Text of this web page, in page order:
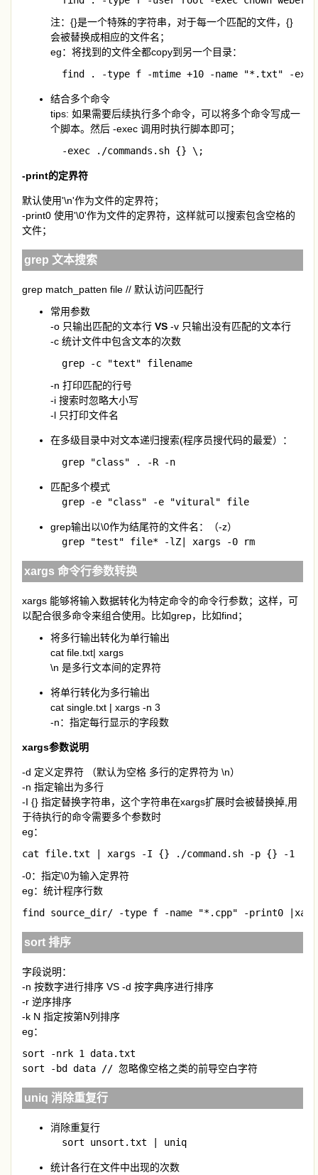
注：{}是一个特殊的字符串，对于每一个匹配的文件，{}
会被替换成相应的文件名；
eg：将找到的文件全都copy到另一个目录：
find . -type f -mtime +10 -name "*.txt" -
结合多个命令
tips: 如果需要后续执行多个命令，可以将多个命令写成一
个脚本。然后 -exec 调用时执行脚本即可；
  -exec ./commands.sh {} \;
-print的定界符
默认使用'\n'作为文件的定界符；
-print0 使用'\0'作为文件的定界符，这样就可以搜索包含空格的
文件；
grep 文本搜索
grep match_patten file // 默认访问匹配行
常用参数
-o 只输出匹配的文本行 VS -v 只输出没有匹配的文本行
-c 统计文件中包含文本的次数
  grep -c "text" filename
-n 打印匹配的行号
-i 搜索时忽略大小写
-l 只打印文件名
在多级目录中对文本递归搜索(程序员搜代码的最爱）：
  grep "class" . -R -n
匹配多个模式
  grep -e "class" -e "vitural" file
grep输出以\0作为结尾符的文件名：（-z）
  grep "test" file* -lZ| xargs -0 rm
xargs 命令行参数转换
xargs 能够将输入数据转化为特定命令的命令行参数；这样，可
以配合很多命令来组合使用。比如grep，比如find；
将多行输出转化为单行输出
cat file.txt| xargs
\n 是多行文本间的定界符
将单行转化为多行输出
cat single.txt | xargs -n 3
-n：指定每行显示的字段数
xargs参数说明
-d 定义定界符 （默认为空格 多行的定界符为 \n）
-n 指定输出为多行
-I {} 指定替换字符串，这个字符串在xargs扩展时会被替换掉,用
于待执行的命令需要多个参数时
eg：
cat file.txt | xargs -I {} ./command.sh -p {} -1
-0：指定\0为输入定界符
eg：统计程序行数
find source_dir/ -type f -name "*.cpp" -print0
sort 排序
字段说明：
-n 按数字进行排序 VS -d 按字典序进行排序
-r 逆序排序
-k N 指定按第N列排序
eg：
sort -nrk 1 data.txt
sort -bd data // 忽略像空格之类的前导空白字符
uniq 消除重复行
消除重复行
  sort unsort.txt | uniq
统计各行在文件中出现的次数